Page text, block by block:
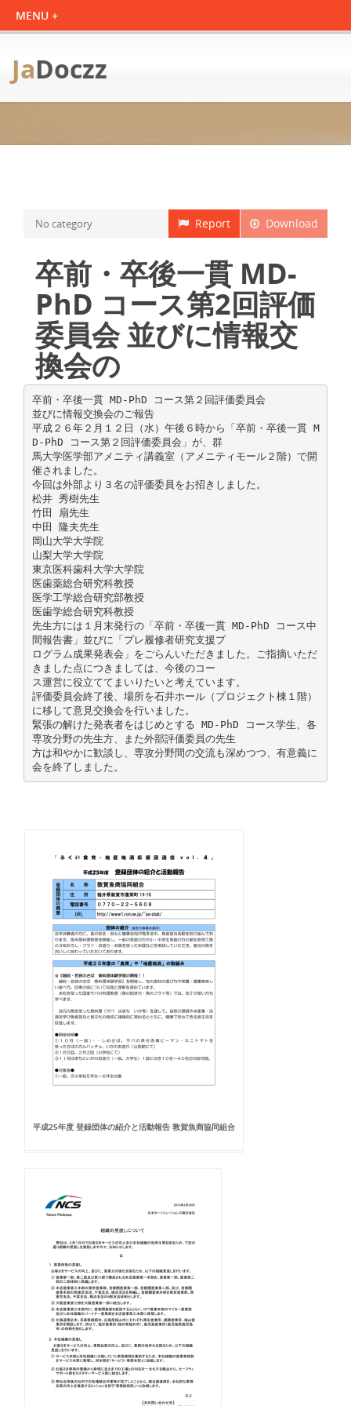
JaDoczz
Download
Report
No category
卒前・卒後一貫 MD-
PhD コース第2回評価
委員会 並びに情報交
換会の
卒前・卒後一貫 MD-PhD コース第２回評価委員会
並びに情報交換会のご報告
平成２６年２月１２日（水）午後６時から「卒前・卒後一貫 M
D-PhD コース第２回評価委員会」が、群
馬大学医学部アメニティ講義室（アメニティモール２階）で開
催されました。
今回は外部より３名の評価委員をお招きしました。
松井 秀樹先生
竹田 扇先生
中田 隆夫先生
岡山大学大学院
山梨大学大学院
東京医科歯科大学大学院
医歯薬総合研究科教授
医学工学総合研究部教授
医歯学総合研究科教授
先生方には１月末発行の「卒前・卒後一貫 MD-PhD コース中
間報告書」並びに「プレ履修者研究支援プ
ログラム成果発表会」をごらんいただきました。ご指摘いただ
きました点につきましては、今後のコー
ス運営に役立ててまいりたいと考えています。
評価委員会終了後、場所を石井ホール（プロジェクト棟１階）
に移して意見交換会を行いました。
緊張の解けた発表者をはじめとする MD-PhD コース学生、各
専攻分野の先生方、また外部評価委員の先生
方は和やかに歓談し、専攻分野間の交流も深めつつ、有意義に
平成25年度 登録団体の紹介と活動報告 敦賀魚商協同組合